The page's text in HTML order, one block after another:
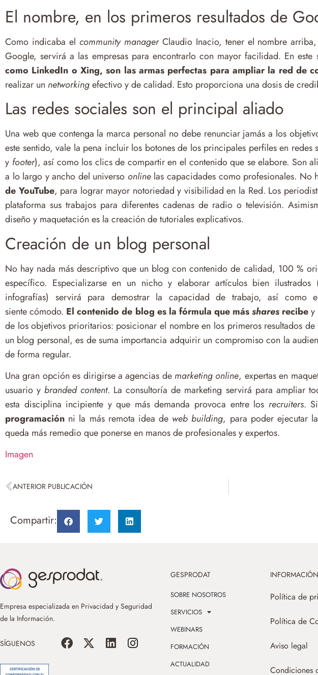
El nombre, en los primeros resultados de
Como indicaba el community managerClaudio Inacio, tener el nombre
Google, servirá a las empresas para encontrarlo con mayor facilidad. En este
como LinkedIn o Xing, son las armas perfectas para ampliar la red de
realizar un networkingefectivo y de calidad. Esto proporciona una dosis de
Las redes sociales son el principal aliado
Una web que contenga la marca personal no debe renunciar jamás a los
este sentido, vale la pena incluir los botones de los principales perfiles en redes
y footer), así como los clics de compartir en el contenido que se elabore. Son
a lo largo y ancho del universo onlinelas capacidades como profesionales. No
de YouTube, para lograr mayor notoriedad y visibilidad en la Red. Los
plataforma sus trabajos para diferentes cadenas de radio o televisión.
diseño y maquetación es la creación de tutoriales explicativos.
Creación de un blog personal
No hay nada más descriptivo que un blog con contenido de calidad, 100 %
específico. Especializarse en un nicho y elaborar artículos bien
infografías) servirá para demostrar la capacidad de trabajo, así como
siente cómodo. El contenido de blog es la fórmula que másshares recibey
de los objetivos prioritarios: posicionar el nombre en los primeros resultados
un blog personal, es de suma importancia adquirir un compromiso con la
de forma regular.
Una gran opción es dirigirse a agencias de marketing online, expertas en
usuario ybranded content. La consultoría de marketing servirá para ampliar
esta disciplina incipiente y que más demanda provoca entre los recruiters.
programación ni la más remota idea de web building, para poder ejecutar
queda más remedio que ponerse en manos de profesionales y expertos.
Imagen
ANTERIOR PUBLICACIÓN
Compartir:
Empresa especializada en Privacidad y Seguridad
de la Información.
SÍGUENOS
GESPRODAT
SOBRE NOSOTROS
SERVICIOS
WEBINARS
FORMACIÓN
ACTUALIDAD
INFORMACIÓN
Política de
Política de
Aviso legal
Condiciones